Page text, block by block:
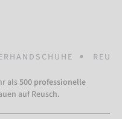
als500 professionelle
auf Reusch.